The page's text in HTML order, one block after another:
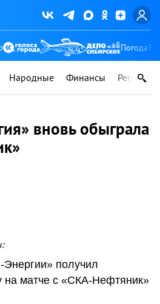
Погода
Народные Финансы Регионы
вновь обыграла
Энергии» получил
на матче с «СКА-Нефтяник»